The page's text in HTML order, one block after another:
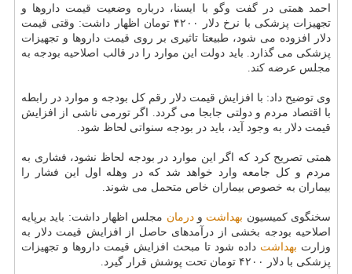
احمد همتی در گفت وگو با ایسنا، درباره وضعیت قیمت داروها و
تجهیزات پزشكی با نرخ دلار ۴۲۰۰ تومان اظهار داشت: وقتی قیمت
دلار افزوده می شود، طبیعتا تاثیری بر روی قیمت داروها و تجهیزات
پزشكی می گذارد. باید دولت این موارد را در قالب اصلاحیه بودجه به
مجلس عرضه كند.
وی توضیح داد: با افزایش قیمت دلار رقم كل بودجه و موارد در رابطه
با اقتصاد مردم و دولتی جابجا می گردد. اگر تورمی ناشی از افزایش
قیمت دلار به وجود آید، باید در بودجه سنواتی لحاظ شود.
همتی تصریح كرد كه اگر این موارد در بودجه لحاظ نشود، فشاری به
مردم و كل جامعه وارد خواهد شد كه در وهله اول این فشار را
بیماران به خصوص بیماران خاص متحمل می شوند.
سخنگوی كمیسیون بهداشت ودرمان مجلس اظهار داشت: باید برپایه
اصلاحیه بودجه بخشی از درآمدهای حاصل از افزایش قیمت دلار به
وزارت بهداشت داده شود تا مبحث افزایش قیمت داروها و تجهیزات
پزشكی با دلار ۴۲۰۰ تومان تحت پوشش قرار گیرد.